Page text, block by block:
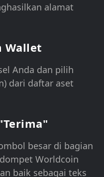
alamat
Wallet
Anda dan pilih
dari daftar aset
besar di bagian
Worldcoin
baik sebagai teks